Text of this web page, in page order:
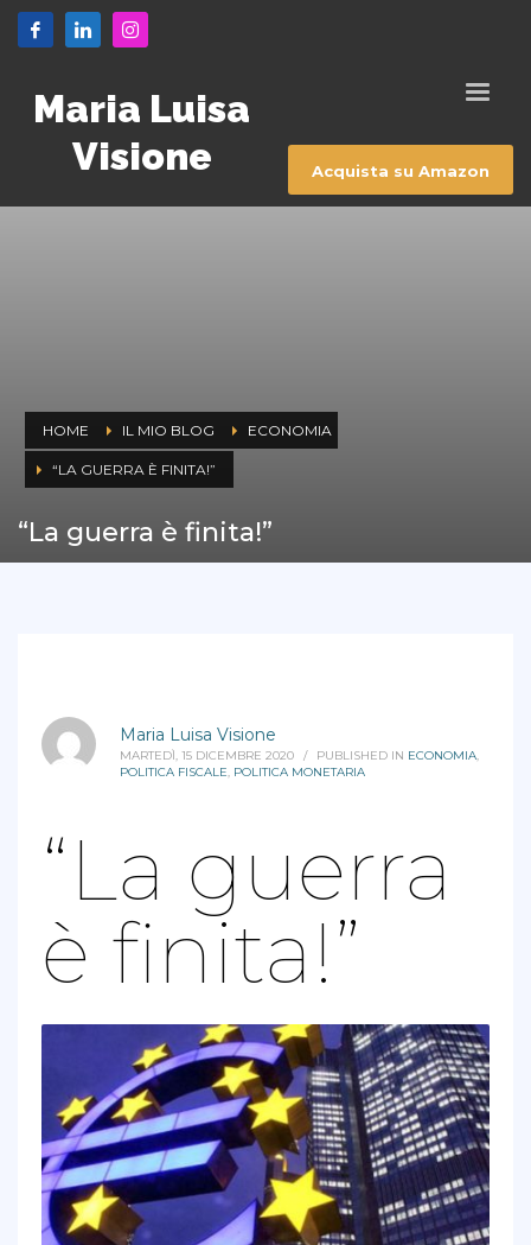
Maria Luisa
Visione
Acquista su Amazon
HOME IL MIO BLOG ECONOMIA
“LA GUERRA È FINITA!”
“La guerra è finita!”
Maria Luisa Visione
MARTEDÌ, 15 DICEMBRE 2020 / PUBLISHED IN ECONOMIA
POLITICA FISCALE POLITICA MONETARIA
“La guerra
è finita!”